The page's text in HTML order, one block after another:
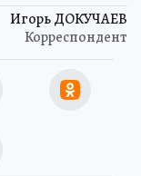
Игорь ДОКУЧАЕВ
Корреспондент